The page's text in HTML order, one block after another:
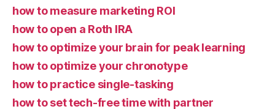
how to measure marketing ROI
how to open a Roth IRA
how to optimize your brain for peak learning
how to optimize your chronotype
how to practice single-tasking
how to set tech-free time with partner